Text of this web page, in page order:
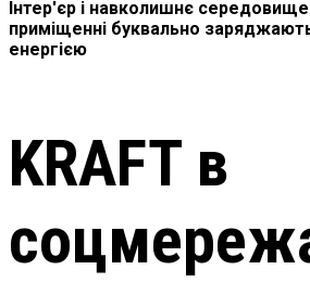
Інтер'єр і навколишнє
приміщенні буквально
енергією
KRAFT в